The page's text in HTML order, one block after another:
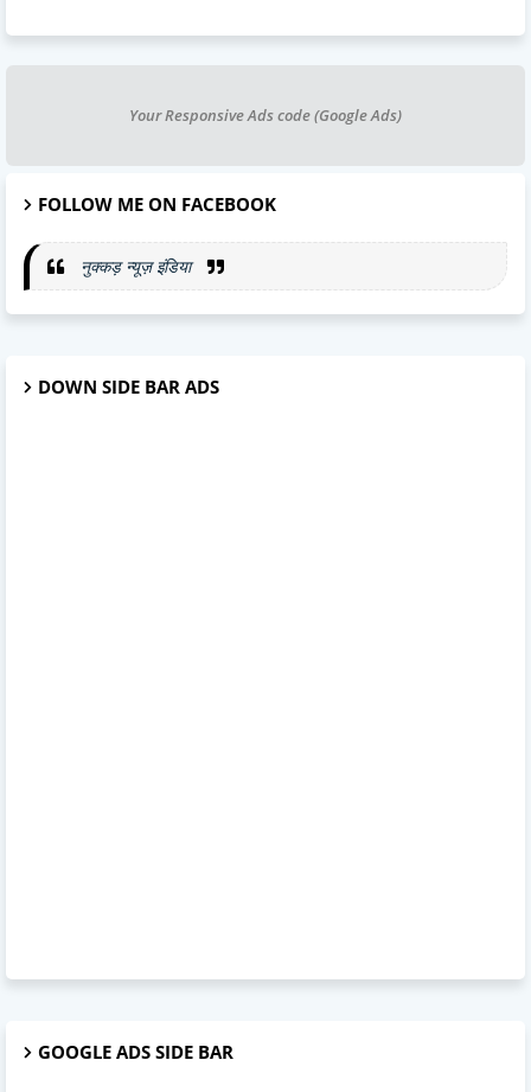
Your Responsive Ads code (Google Ads)
FOLLOW ME ON FACEBOOK
नुक्कड़ न्यूज़ इंडिया
DOWN SIDE BAR ADS
GOOGLE ADS SIDE BAR